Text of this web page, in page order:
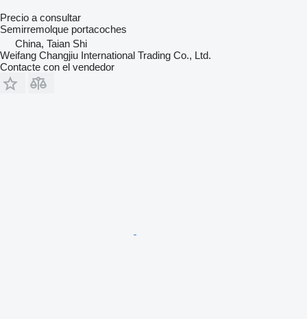
Precio a consultar
Semirremolque portacoches
China, Taian Shi
Weifang Changjiu International Trading Co., Ltd.
Contacte con el vendedor